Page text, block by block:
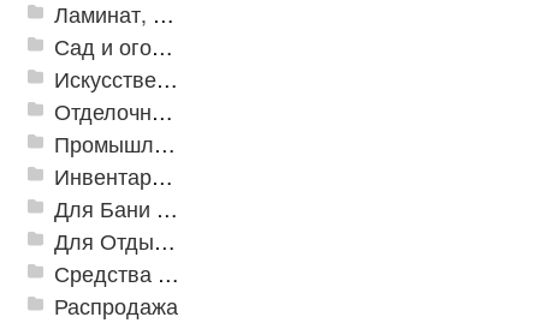
Ламинат, Кварцвиниловая плитка SPC
Сад и огород
Искусственная трава
Отделочные профили
Промышленный текстиль
Инвентарь для клининга
Для Бани и Сауны
Для Отдыха и Пикника
Средства от насекомых и садовых вредителей
Распродажа